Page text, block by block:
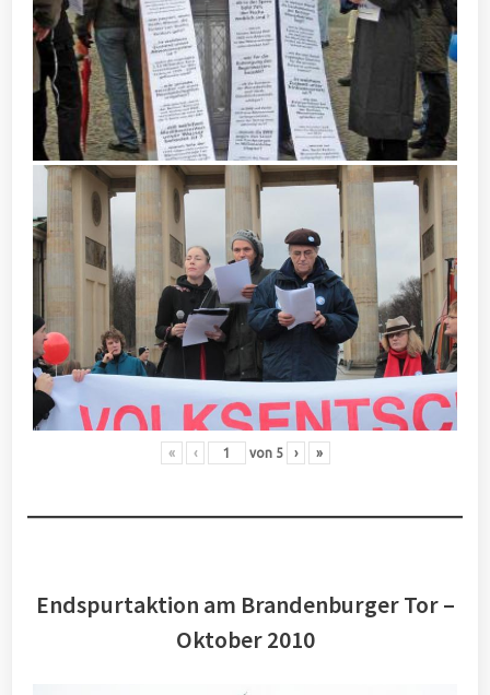
« ‹ von 5 › »
Endspurtaktion am Brandenburger Tor –
Oktober 2010